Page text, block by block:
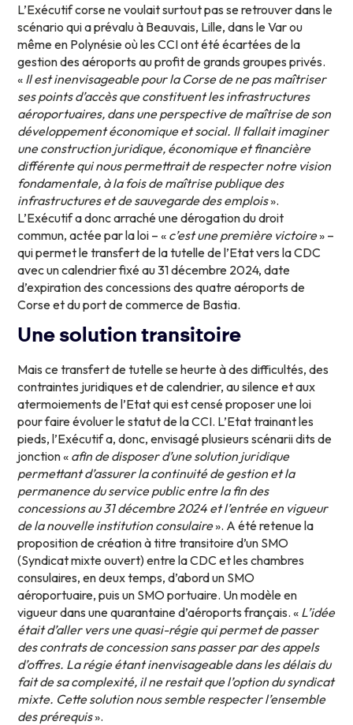
L’Exécutif corse ne voulait surtout pas se retrouver dans le
scénario qui a prévalu à Beauvais, Lille, dans le Var ou
même en Polynésie où les CCI ont été écartées de la
gestion des aéroports au profit de grands groupes privés.
« Il est inenvisageable pour la Corse de ne pas maîtriser
ses points d’accès que constituent les infrastructures
aéroportuaires, dans une perspective de maîtrise de son
développement économique et social. Il fallait imaginer
une construction juridique, économique et financière
différente qui nous permettrait de respecter notre vision
fondamentale, à la fois de maîtrise publique des
infrastructures et de sauvegarde des emplois».
L’Exécutif a donc arraché une dérogation du droit
commun, actée par la loi – « c’est une première victoire» –
qui permet le transfert de la tutelle de l’Etat vers la CDC
avec un calendrier fixé au 31 décembre 2024, date
d’expiration des concessions des quatre aéroports de
Corse et du port de commerce de Bastia.
Une solution transitoire
Mais ce transfert de tutelle se heurte à des difficultés, des
contraintes juridiques et de calendrier, au silence et aux
atermoiements de l’Etat qui est censé proposer une loi
pour faire évoluer le statut de la CCI. L’Etat trainant les
pieds, l’Exécutif a, donc, envisagé plusieurs scénarii dits de
jonction « afin de disposer d’une solution juridique
permettant d’assurer la continuité de gestion et la
permanence du service public entre la fin des
concessions au 31 décembre 2024 et l’entrée en vigueur
de la nouvelle institution consulaire». A été retenue la
proposition de création à titre transitoire d’un SMO
(Syndicat mixte ouvert) entre la CDC et les chambres
consulaires, en deux temps, d’abord un SMO
aéroportuaire, puis un SMO portuaire. Un modèle en
vigueur dans une quarantaine d’aéroports français. « L’idée
était d’aller vers une quasi-régie qui permet de passer
des contrats de concession sans passer par des appels
d’offres. La régie étant inenvisageable dans les délais du
fait de sa complexité, il ne restait que l’option du syndicat
mixte. Cette solution nous semble respecter l’ensemble
des prérequis».